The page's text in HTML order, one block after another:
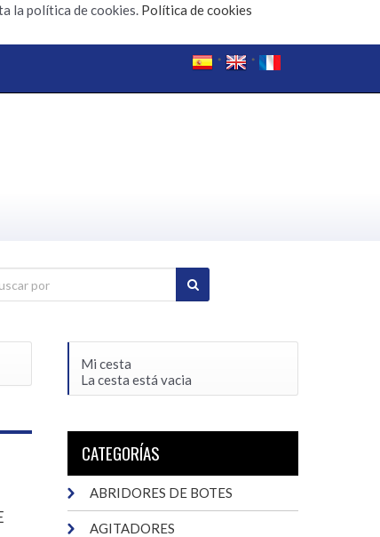
la política de cookies. Política de cookies
Mi cesta
La cesta está vacia
CATEGORÍAS
ABRIDORES DE BOTES
AGITADORES